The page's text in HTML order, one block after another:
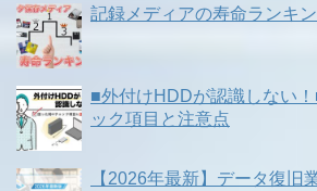
記録メディアの寿命ランキ
■外付けHDDが認識しない
ック項目と注意点
【2026年最新】データ復旧